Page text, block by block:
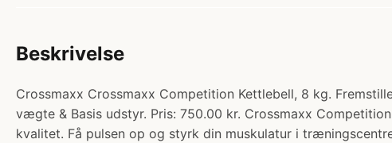
Beskrivelse
Crossmaxx Crossmaxx Competition Kettlebell, 8 kg.
vægte & Basis udstyr. Pris: 750.00 kr. Crossmaxx
kvalitet. Få pulsen op og styrk din muskulatur i